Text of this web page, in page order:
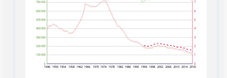
0
100 000
200 000
300 000
400 000
500 000
600 000
700 000
0
1
2
3
4
5
6
7
1946 1950 1954 1958 1962 1966 1970 1974 1978 1982 1986 1990 1994 1998 2002 2006 2010 2014 2018